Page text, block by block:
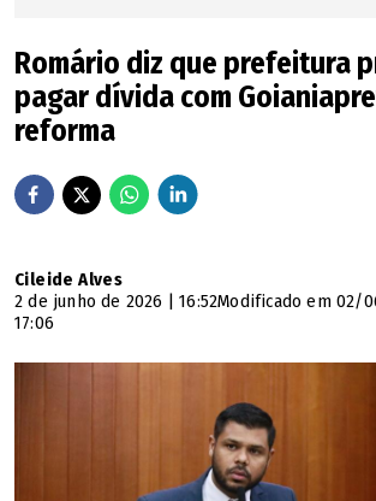
Romário diz que prefeitura
pagar dívida com
reforma
Cileide Alves
2 de junho de 2026 | 16:52Modificado em 02/
17:06